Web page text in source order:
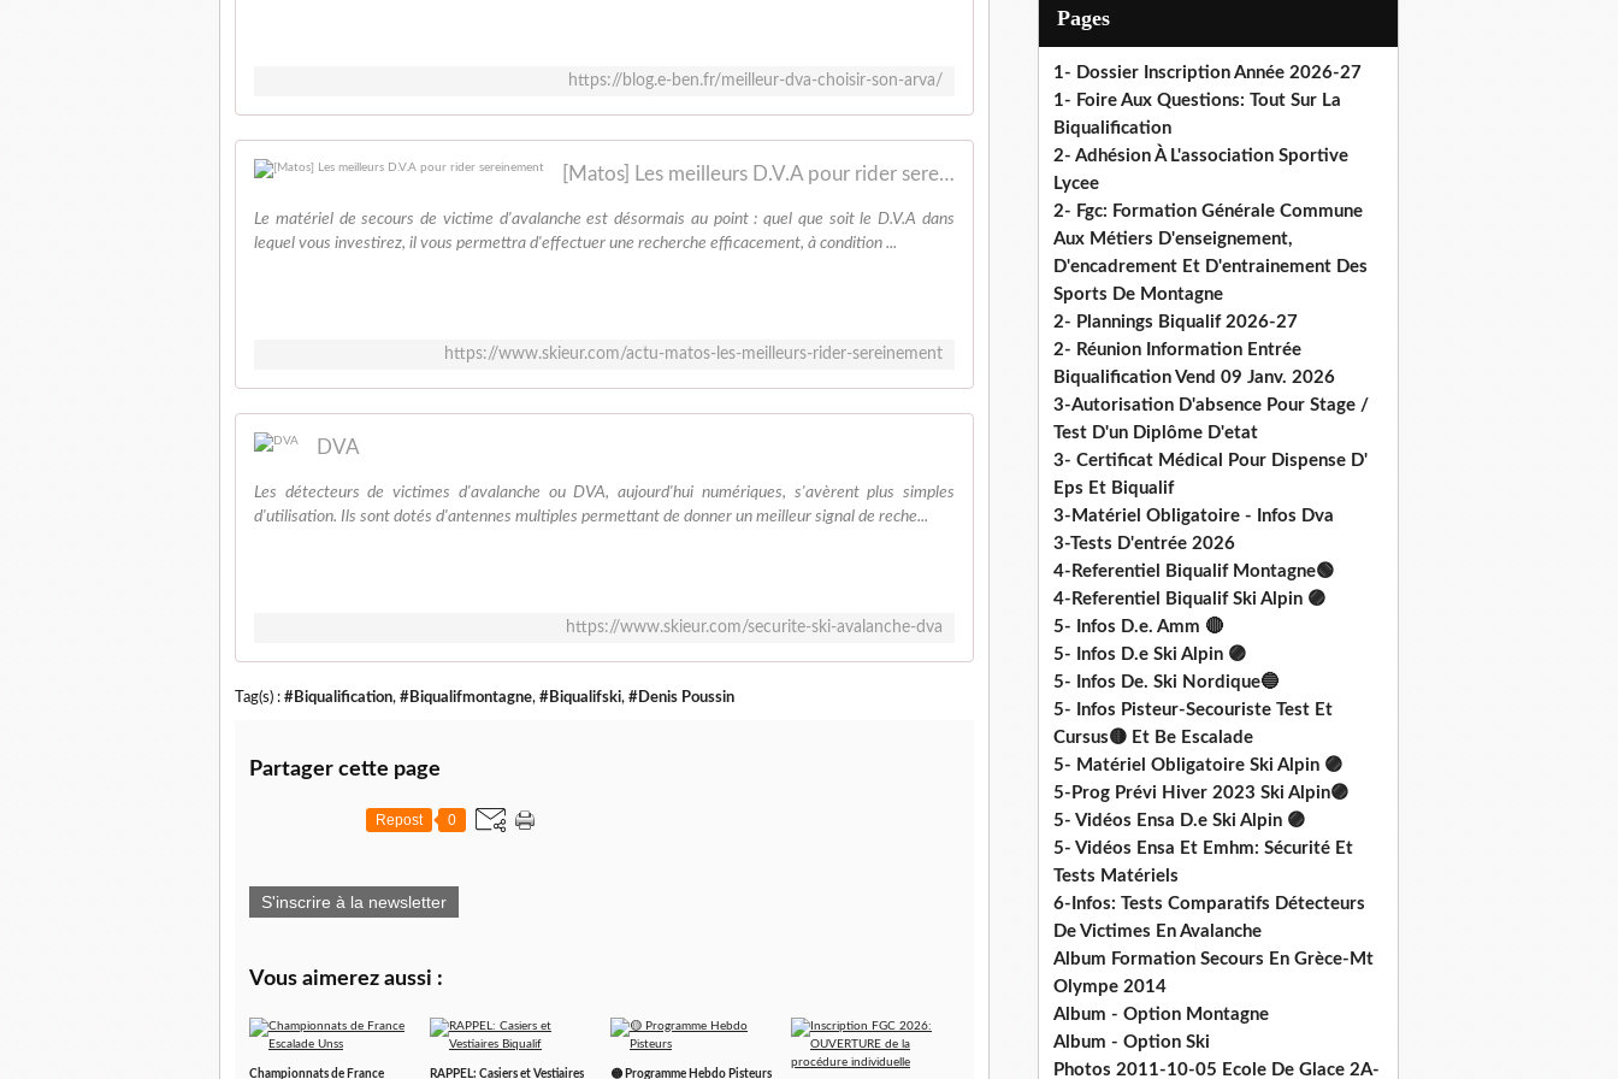
https://blog.e-ben.fr/meilleur-dva-choisir-son-arva/
[Matos] Les meilleurs D.V.A pour rider sereinement
Le matériel de secours de victime d'avalanche est désormais au point : quel que soit le D.V.A dans
lequel vous investirez, il vous permettra d'effectuer une recherche efficacement, à condition ...
https://www.skieur.com/actu-matos-les-meilleurs-rider-sereinement
DVA
Les détecteurs de victimes d'avalanche ou DVA, aujourd'hui numériques, s'avèrent plus simples
d'utilisation. Ils sont dotés d'antennes multiples permettant de donner un meilleur signal de reche...
https://www.skieur.com/securite-ski-avalanche-dva
Tag(s) : #Biqualification, #Biqualifmontagne, #Biqualifski, #Denis Poussin
Partager cette page
Repost 0
S'inscrire à la newsletter
Vous aimerez aussi :
Championnats de France RAPPEL: Casiers et Vestiaires 🟡 Programme Hebdo Pisteurs
Pages
1- Dossier Inscription Année 2026-27
1- Foire Aux Questions: Tout Sur La
Biqualification
2- Adhésion À L'association Sportive
Lycee
2- Fgc: Formation Générale Commune
Aux Métiers D'enseignement,
D'encadrement Et D'entrainement Des
Sports De Montagne
2- Plannings Biqualif 2026-27
2- Réunion Information Entrée
Biqualification Vend 09 Janv. 2026
3-Autorisation D'absence Pour Stage /
Test D'un Diplôme D'etat
3- Certificat Médical Pour Dispense D'
Eps Et Biqualif
3-Matériel Obligatoire - Infos Dva
3-Tests D'entrée 2026
4-Referentiel Biqualif Montagne🟢
4-Referentiel Biqualif Ski Alpin 🟣
5- Infos D.e. Amm 🔴
5- Infos D.e Ski Alpin 🟣
5- Infos De. Ski Nordique🔵
5- Infos Pisteur-Secouriste Test Et
Cursus🟡 Et Be Escalade
5- Matériel Obligatoire Ski Alpin 🟣
5-Prog Prévi Hiver 2023 Ski Alpin🟣
5- Vidéos Ensa D.e Ski Alpin 🟣
5- Vidéos Ensa Et Emhm: Sécurité Et
Tests Matériels
6-Infos: Tests Comparatifs Détecteurs
De Victimes En Avalanche
Album Formation Secours En Grèce-Mt
Olympe 2014
Album - Option Montagne
Album - Option Ski
Photos 2011-10-05 Ecole De Glace 2A-